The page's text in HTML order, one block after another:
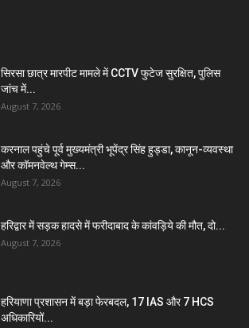
सिरसा छात्र मारपीट मामले में CCTV फुटेज सुरक्षित, पुलिस
जांच में...
August 7, 2026
करनाल पहुंचे पूर्व मुख्यमंत्री भूपेंद्र सिंह हुड्डा, कानून-व्यवस्था
और कॉमनवेल्थ गेम्स...
August 7, 2026
हरिद्वार में सड़क हादसे में फरीदाबाद के कांवड़िये की मौत, दो...
August 7, 2026
हरियाणा प्रशासन में बड़ा फेरबदल, 17 IAS और 7 HCS
अधिकारियों...